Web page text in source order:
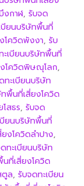
งกาฬ, รับจด
บียนบริษัทพื้นที่
โควิดพังงา, รับ
ะเบียนบริษัทพื้นที่
โควิดพิษณุโลก,
ทะเบียนบริษัท
พื้นที่เสี่ยงโควิด
สธร, รับจด
บียนบริษัทพื้นที่
งโควิดลำปาง,
ทะเบียนบริษัท
ที่เสี่ยงโควิด
ตูล, รับจดทะเบียน